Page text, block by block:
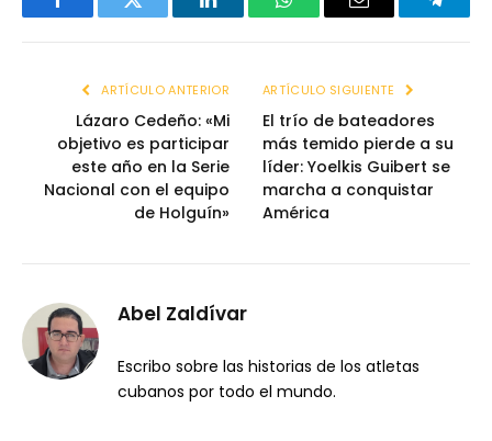
FacebookTwitter LinkedInWhatsAppEmail
ARTÍCULO ANTERIOR
Lázaro Cedeño: «Mi
objetivo es participar
este año en la Serie
Nacional con el equipo
de Holguín»
ARTÍCULO SIGUIENTE
El trío de bateadores
más temido pierde a su
líder: Yoelkis Guibert se
marcha a conquistar
América
Abel Zaldívar
Escribo sobre las historias de los atletas
cubanos por todo el mundo.